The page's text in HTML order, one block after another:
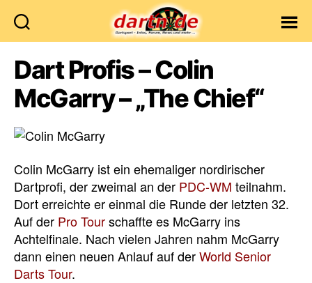
Dart Profis – Colin
McGarry – „The Chief“
Colin McGarry ist ein ehemaliger nordirischer
Dartprofi, der zweimal an der PDC-WM teilnahm.
Dort erreichte er einmal die Runde der letzten 32.
Auf der Pro Tourschaffte es McGarry ins
Achtelfinale. Nach vielen Jahren nahm McGarry
dann einen neuen Anlauf auf derWorld Senior
Darts Tour.